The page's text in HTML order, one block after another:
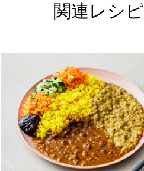
関連レシピ